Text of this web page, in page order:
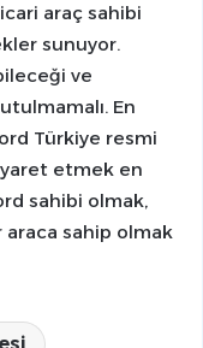
araç sahibi
sunuyor.
ve
En
Türkiye resmi
etmek en
sahibi olmak,
sahip olmak